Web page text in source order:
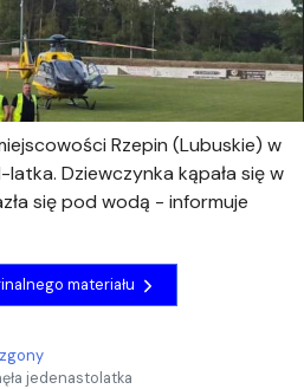
Rzepin (Lubuskie) w
latka. Dziewczynka kąpała się w
się pod wodą - informuje
materiału
jedenastolatka